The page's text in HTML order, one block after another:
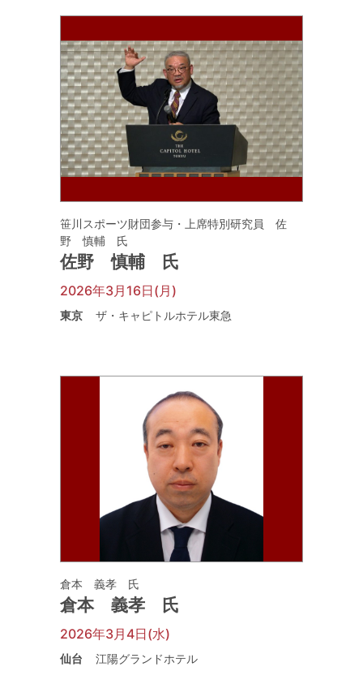
笹川スポーツ財団参与・上席特別研究員 佐
野 慎輔 氏
佐野 慎輔 氏
2026年3月16日(月)
東京 ザ・キャピトルホテル東急
倉本 義孝 氏
倉本 義孝 氏
2026年3月4日(水)
仙台 江陽グランドホテル